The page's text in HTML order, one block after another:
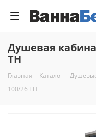
Душевая
ТН
Главная - Каталог -
100/26 ТН